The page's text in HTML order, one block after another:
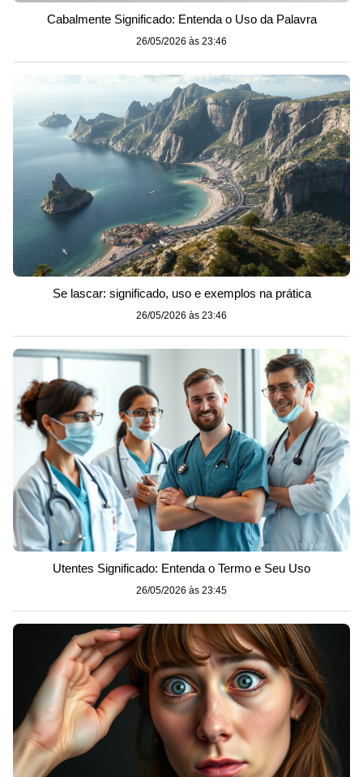
Cabalmente Significado: Entenda o Uso da Palavra
26/05/2026 às 23:46
Se lascar: significado, uso e exemplos na prática
26/05/2026 às 23:46
Utentes Significado: Entenda o Termo e Seu Uso
26/05/2026 às 23:45